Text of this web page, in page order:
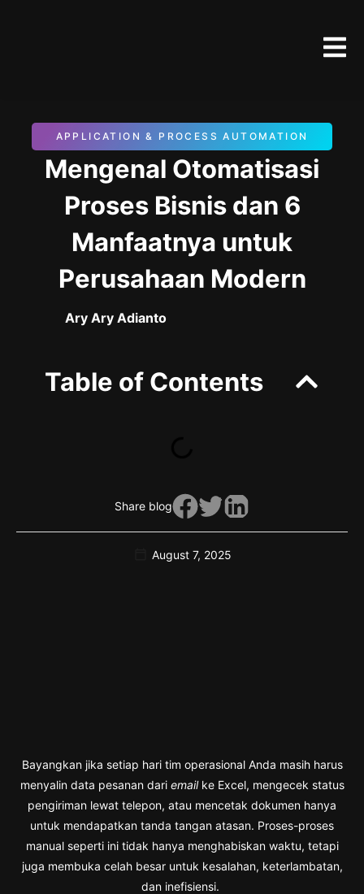
APPLICATION & PROCESS AUTOMATION
Mengenal Otomatisasi
Proses Bisnis dan 6
Manfaatnya untuk
Perusahaan Modern
Ary Ary Adianto
Table of Contents
Share blog
August 7, 2025
Bayangkan jika setiap hari tim operasional Anda masih harus
menyalin data pesanan dari email ke Excel, mengecek status
pengiriman lewat telepon, atau mencetak dokumen hanya
untuk mendapatkan tanda tangan atasan. Proses-proses
manual seperti ini tidak hanya menghabiskan waktu, tetapi
juga membuka celah besar untuk kesalahan, keterlambatan,
dan inefisiensi.